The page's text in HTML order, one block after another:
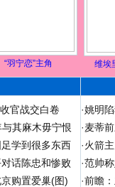
“羽宁恋”主角 维埃
官战交白卷
其麻木毋宁恨
学到很多东西
话陈忠和惨败
购置爱巢(图)
·姚明
·麦蒂
·火箭
·范帅
·前瞻